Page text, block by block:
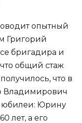
опытный
Григорий
бригадира и
что общий стаж
что в
Владимирович
юбилеи: Юрину
лет, а его